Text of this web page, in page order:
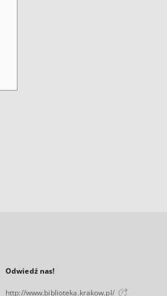
Odwiedź nas!
http://www.biblioteka.krakow.pl/